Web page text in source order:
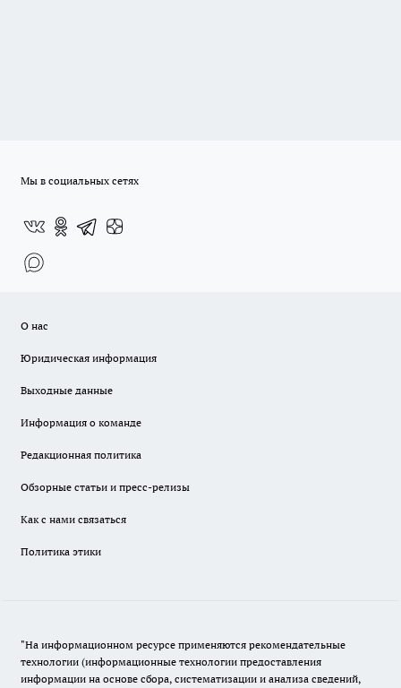
Мы в социальных сетях
О нас
Юридическая информация
Выходные данные
Информация о команде
Редакционная политика
Обзорные статьи и пресс-релизы
Как с нами связаться
Политика этики
"На информационном ресурсе применяются рекомендательные
технологии (информационные технологии предоставления
информации на основе сбора, систематизации и анализа сведений,